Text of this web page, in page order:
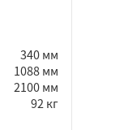
340 мм
1088 мм
2100 мм
92 кг